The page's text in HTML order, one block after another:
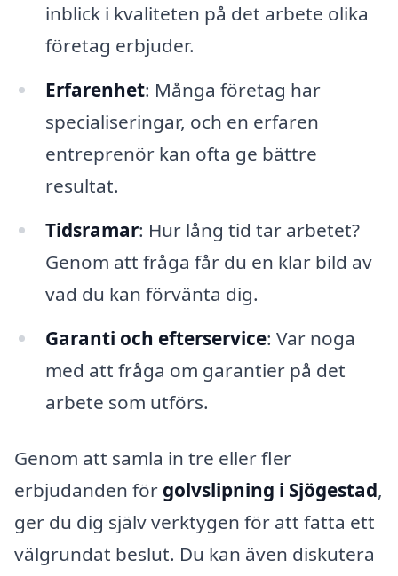
inblick i kvaliteten på det arbete olika
företag erbjuder.
Erfarenhet: Många företag har
specialiseringar, och en erfaren
entreprenör kan ofta ge bättre
resultat.
Tidsramar: Hur lång tid tar arbetet?
Genom att fråga får du en klar bild av
vad du kan förvänta dig.
Garanti och efterservice: Var noga
med att fråga om garantier på det
arbete som utförs.
Genom att samla in tre eller fler
erbjudanden för golvslipning i Sjögestad,
ger du dig själv verktygen för att fatta ett
välgrundat beslut. Du kan även diskutera